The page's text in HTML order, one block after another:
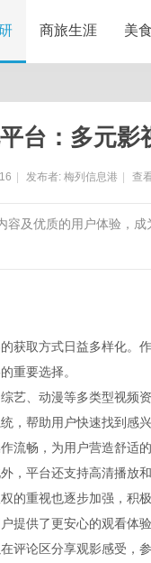
商旅生涯 美
台：多元
发布者: 梅列信息港 查
容及优质的用户体验，
获取方式日益多样化。
重要选择。
艺、动漫等多类型视频
，帮助用户快速找到感
流畅，为用户营造舒适
，平台还支持高清播放
的重视也逐步加强，积
提供了更安心的观看体
评论区分享观影感受，